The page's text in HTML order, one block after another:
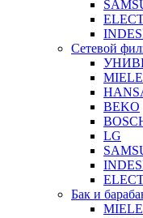
Сетевой
MIELE
BEKO
LG
Бак и
MIELE